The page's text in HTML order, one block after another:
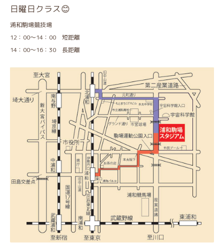
日曜日クラス😊
浦和駒場競技場
12：00～14：00 短距離
14：00～16：30 長距離